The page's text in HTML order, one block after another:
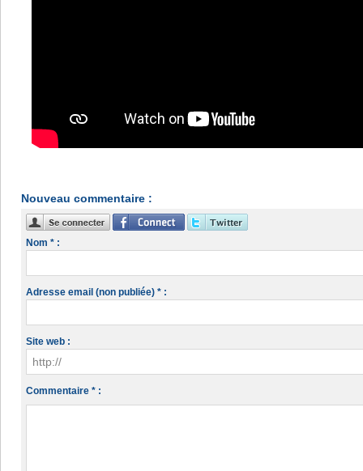
Nouveau commentaire :
Nom * :
Adresse email (non publiée) * :
Site web :
Commentaire * :